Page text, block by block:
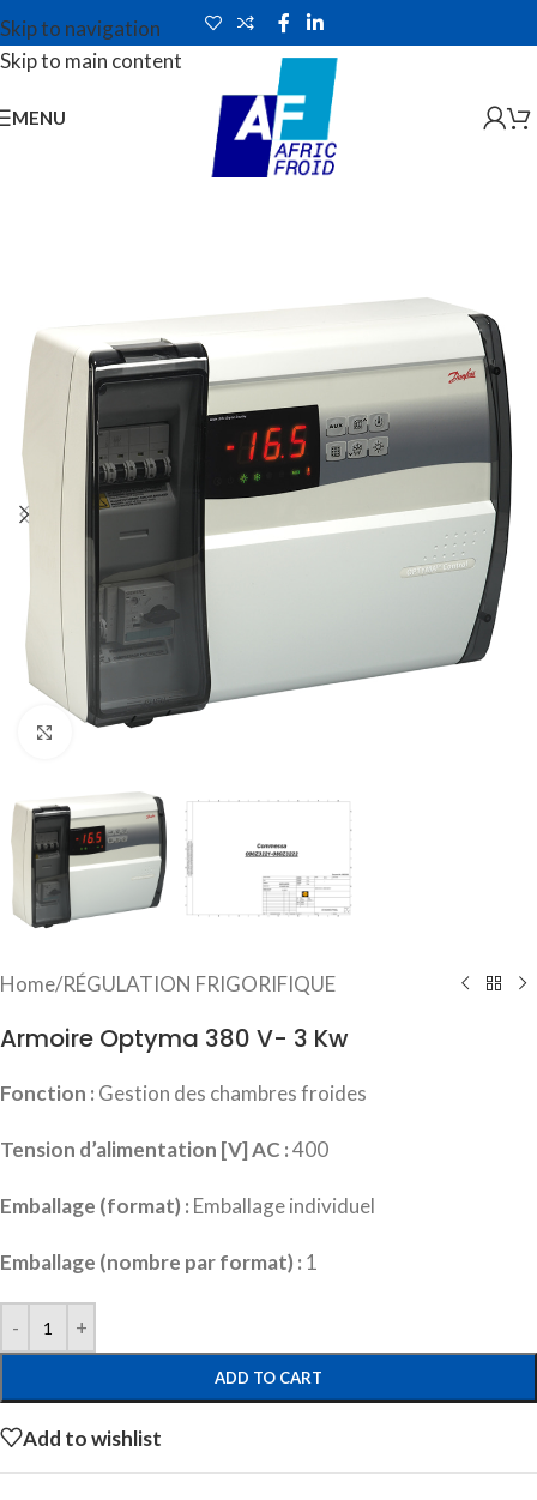
Skip to navigation
Skip to main content
MENU
Click to enlarge
Home/RÉGULATION FRIGORIFIQUE
Armoire Optyma 380 V- 3 Kw
Fonction : Gestion des chambres froides
Tension d’alimentation [V] AC :400
Emballage (format) : Emballage individuel
Emballage (nombre par format) : 1
ADD TO CART
Add to wishlist